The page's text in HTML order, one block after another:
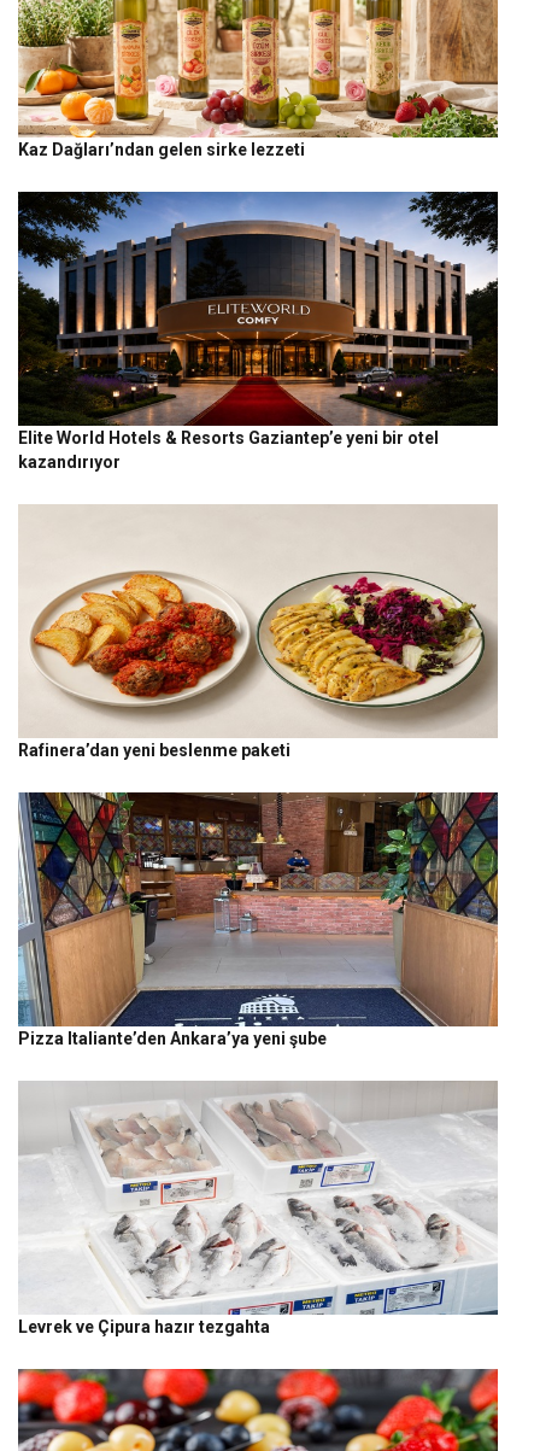
Kaz Dağları’ndan gelen sirke lezzeti
Elite World Hotels & Resorts Gaziantep’e yeni bir otel
kazandırıyor
Rafinera’dan yeni beslenme paketi
Pizza Italiante’den Ankara’ya yeni şube
Levrek ve Çipura hazır tezgahta